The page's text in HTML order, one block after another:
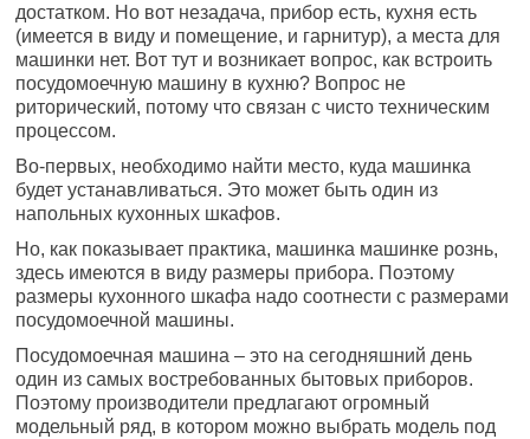
достатком. Но вот незадача, прибор есть, кухня есть
(имеется в виду и помещение, и гарнитур), а места для
машинки нет. Вот тут и возникает вопрос, как встроить
посудомоечную машину в кухню? Вопрос не
риторический, потому что связан с чисто техническим
процессом.
Во-первых, необходимо найти место, куда машинка
будет устанавливаться. Это может быть один из
напольных кухонных шкафов.
Но, как показывает практика, машинка машинке рознь,
здесь имеются в виду размеры прибора. Поэтому
размеры кухонного шкафа надо соотнести с размерами
посудомоечной машины.
Посудомоечная машина – это на сегодняшний день
один из самых востребованных бытовых приборов.
Поэтому производители предлагают огромный
модельный ряд, в котором можно выбрать модель под